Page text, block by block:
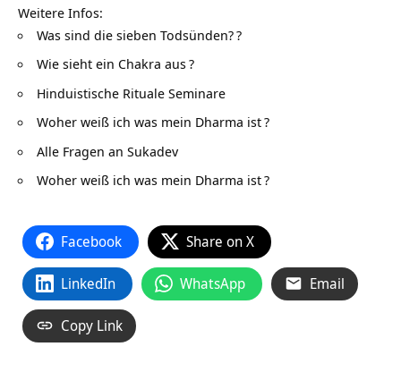
Weitere Infos:
Was sind die sieben Todsünden??
Wie sieht ein Chakra aus?
Hinduistische Rituale Seminare
Woher weiß ich was mein Dharma ist?
Alle Fragen an Sukadev
Woher weiß ich was mein Dharma ist?
Facebook Share on X
LinkedIn WhatsApp Email
Copy Link